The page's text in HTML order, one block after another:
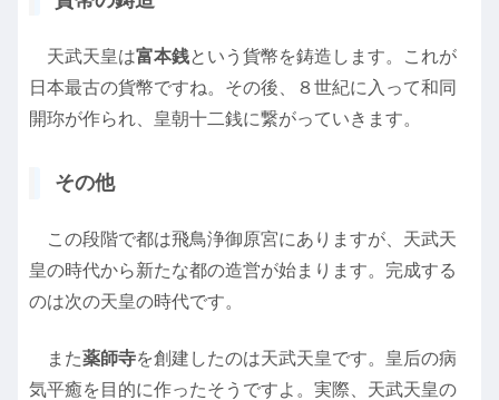
天武天皇は富本銭という貨幣を鋳造します。これが
日本最古の貨幣ですね。その後、８世紀に入って和同
開珎が作られ、皇朝十二銭に繋がっていきます。
その他
この段階で都は飛鳥浄御原宮にありますが、天武天
皇の時代から新たな都の造営が始まります。完成する
のは次の天皇の時代です。
また薬師寺を創建したのは天武天皇です。皇后の病
気平癒を目的に作ったそうですよ。実際、天武天皇の